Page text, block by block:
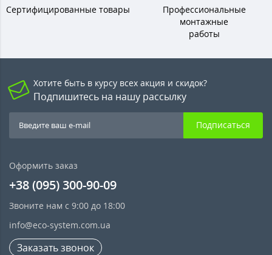
Сертифицированные товары
Профессиональные
монтажные
работы
Хотите быть в курсу всех акция и скидок?
Подпишитесь на нашу рассылку
Подписаться
Оформить заказ
+38 (095) 300-90-09
Звоните нам с 9:00 до 18:00
info@eco-system.com.ua
Заказать звонок